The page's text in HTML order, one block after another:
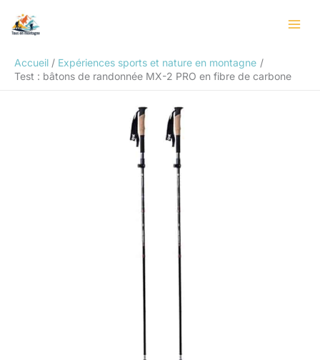
Accueil
Expériences sports et nature en montagne
Test : bâtons de randonnée MX-2 PRO en fibre de carbone